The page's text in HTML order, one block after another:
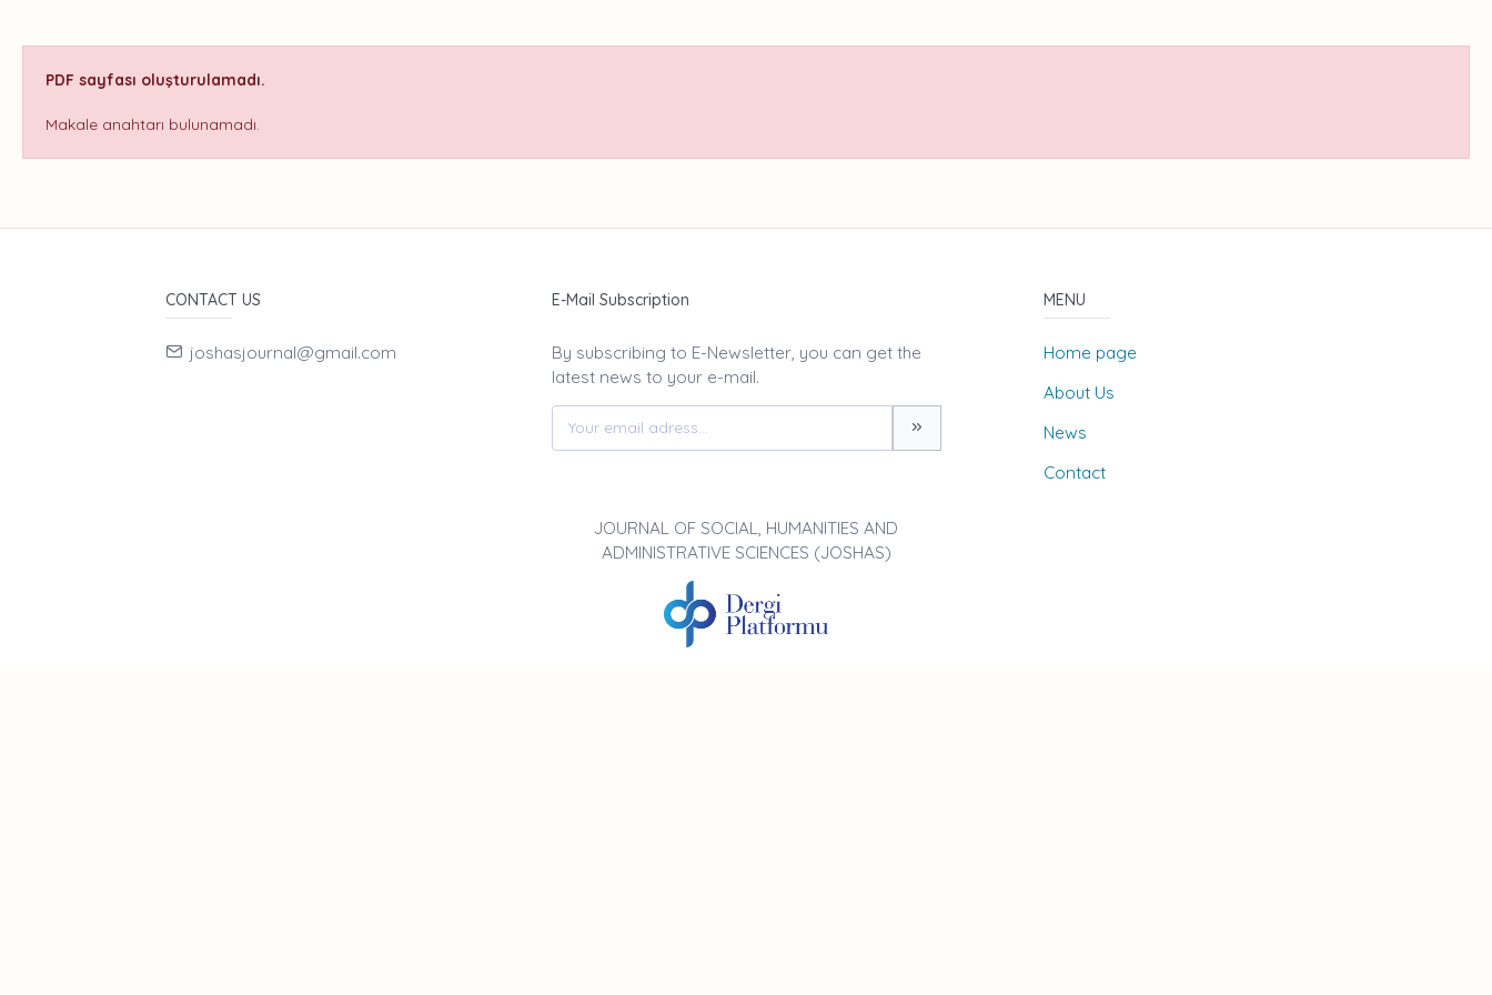
PDF sayfası oluşturulamadı.
Makale anahtarı bulunamadı.
CONTACT US
joshasjournal@gmail.com
E-Mail Subscription
By subscribing to E-Newsletter, you can get the
latest news to your e-mail.
MENU
Home page
About Us
News
Contact
JOURNAL OF SOCIAL, HUMANITIES AND
ADMINISTRATIVE SCIENCES (JOSHAS)